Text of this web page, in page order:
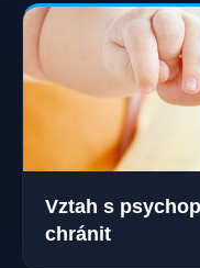
Vztah s
chránit